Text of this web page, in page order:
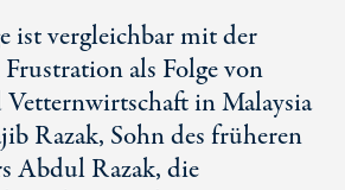
ist vergleichbar mit der
als Folge von
in Malaysia
Razak, Sohn des früheren
Abdul Razak, die